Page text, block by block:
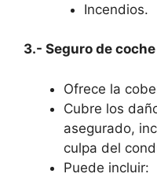
Incendios.
3.- Seguro de
Ofrece la
Cubre los
asegurado,
culpa del
Puede incluir: